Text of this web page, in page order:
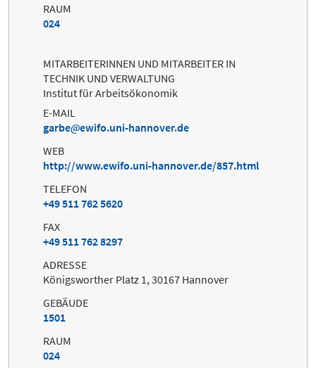
RAUM
024
MITARBEITERINNEN UND MITARBEITER IN
TECHNIK UND VERWALTUNG
Institut für Arbeitsökonomik
E-MAIL
garbe
ewifo.uni-hannover.de
WEB
http://www.ewifo.uni-hannover.de/857.html
TELEFON
+49 511 762 5620
FAX
+49 511 762 8297
ADRESSE
Königsworther Platz 1, 30167 Hannover
GEBÄUDE
1501
RAUM
024